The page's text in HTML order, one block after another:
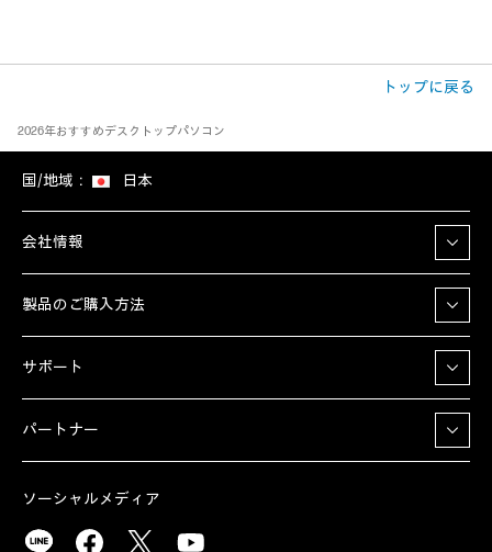
トップに戻る
2026年おすすめデスクトップパソコン
国/地域： 日本
会社情報
製品のご購入方法
サポート
パートナー
ソーシャルメディア